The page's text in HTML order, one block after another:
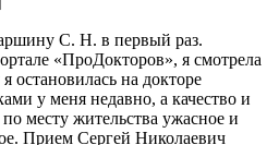
С. Н. в первый раз.
«ПроДокторов», я смотрела
остановилась на докторе
у меня недавно, а качество и
месту жительства ужасное и
Прием Сергей Николаевич